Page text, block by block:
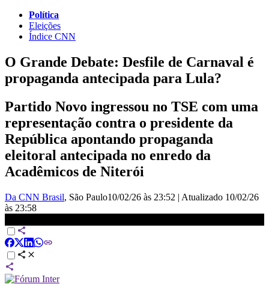
Política
Eleições
Índice CNN
O Grande Debate: Desfile de Carnaval é
propaganda antecipada para Lula?
Partido Novo ingressou no TSE com uma
representação contra o presidente da
República apontando propaganda
eleitoral antecipada no enredo da
Acadêmicos de Niterói
Da CNN Brasil, São Paulo10/02/26 às 23:52 | Atualizado 10/02/26
às 23:58